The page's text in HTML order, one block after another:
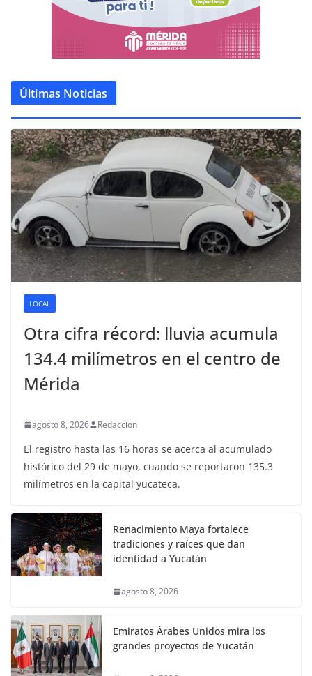
Últimas Noticias
LOCAL
Otra cifra récord: lluvia acumula
134.4 milímetros en el centro de
Mérida
agosto 8, 2026 Redaccion
El registro hasta las 16 horas se acerca al acumulado
histórico del 29 de mayo, cuando se reportaron 135.3
milímetros en la capital yucateca.
Renacimiento Maya fortalece
tradiciones y raíces que dan
identidad a Yucatán
agosto 8, 2026
Emiratos Árabes Unidos mira los
grandes proyectos de Yucatán